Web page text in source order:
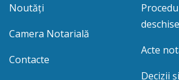
Noutăți
Camera Notarială
Contacte
deschise
Acte
Decizii